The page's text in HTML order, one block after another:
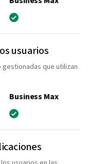
usuarios
que utilizan
Business Max